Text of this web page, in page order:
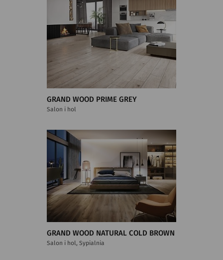
GRAND WOOD PRIME GREY
Salon i hol
GRAND WOOD NATURAL COLD BROWN
Salon i hol, Sypialnia